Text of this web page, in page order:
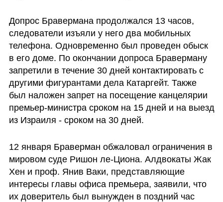
Допрос Бравермана продолжался 13 часов,
следователи изъяли у него два мобильных
телефона. Одновременно был проведен обыск
в его доме. По окончании допроса Браверману
запретили в течение 30 дней контактировать с
другими фигурантами дела Катаргейт. Также
был наложен запрет на посещение канцелярии
премьер-министра сроком на 15 дней и на выезд
из Израиля - сроком на 30 дней.
12 января Браверман обжаловал ограничения в
мировом суде Ришон ле-Циона. Алдвокаты Жак
Хен и проф. Янив Ваки, представляющие
интересы главы офиса премьера, заявили, что
их доверитель был вынужден в поздний час